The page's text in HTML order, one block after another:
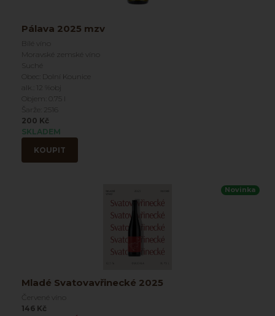
Pálava 2025 mzv
Bílé víno
Moravské zemské víno
Suché
Obec: Dolní Kounice
alk.: 12 %obj
Objem: 0.75 l
Šarže: 2516
200 Kč
SKLADEM
KOUPIT
Novinka
Mladé Svatovavřinecké 2025
Červené víno
146 Kč